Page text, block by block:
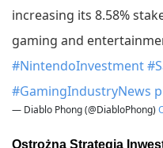
increasing its 8.58%
gaming and
#NintendoInvestment
#GamingIndustryNews
— Diablo Phong (@DiabloPhong)
Ostrożna Strategia